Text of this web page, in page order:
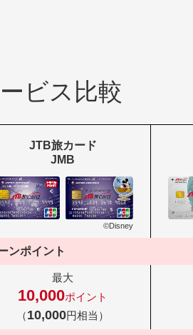
ビス比較
JTB旅カード
JMB
©Disney
ンポイント
最大
10,000ポイント
（10,000円相当）